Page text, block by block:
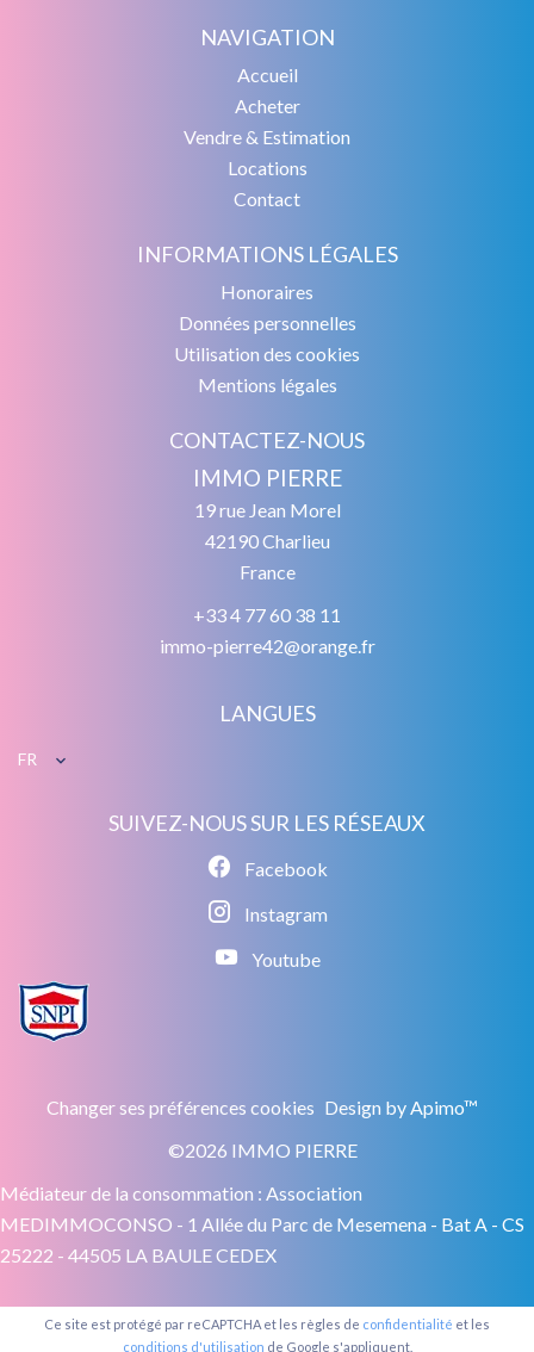
NAVIGATION
Accueil
Acheter
Vendre & Estimation
Locations
Contact
INFORMATIONS LÉGALES
Honoraires
Données personnelles
Utilisation des cookies
Mentions légales
CONTACTEZ-NOUS
IMMO PIERRE
19 rue Jean Morel
42190Charlieu
France
+33 4 77 60 38 11
immo-pierre42@orange.fr
LANGUES
FR
SUIVEZ-NOUS SUR LES RÉSEAUX
Facebook
Instagram
Youtube
Changer ses préférences cookies Design byApimo™
©2026 IMMO PIERRE
Médiateur de la consommation : Association
MEDIMMOCONSO - 1 Allée du Parc de Mesemena - Bat A - CS
25222 - 44505 LA BAULE CEDEX
Ce site est protégé par reCAPTCHA et les règles de confidentialité et les
conditions d'utilisation de Google s'appliquent.